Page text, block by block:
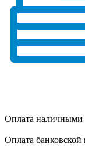
Оплата наличными
Оплата банковской